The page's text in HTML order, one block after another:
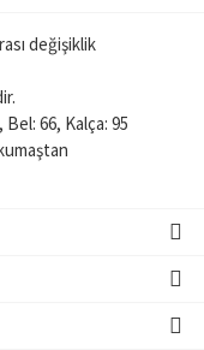
değişiklik
66, Kalça: 95